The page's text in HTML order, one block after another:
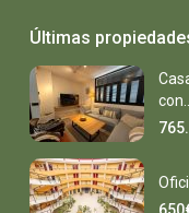
Últimas
con...